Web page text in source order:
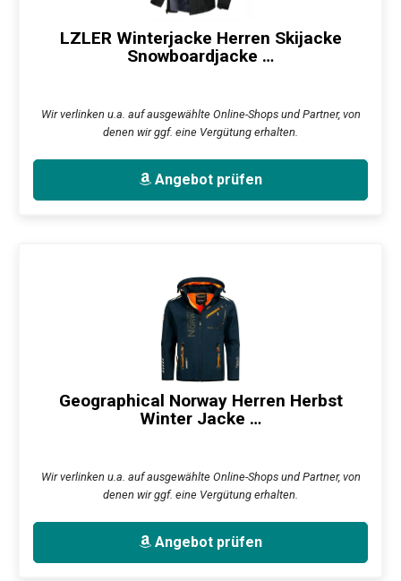
LZLER Winterjacke Herren Skijacke
Snowboardjacke …
Wir verlinken u.a. auf ausgewählte Online-Shops und Partner, von
denen wir ggf. eine Vergütung erhalten.
Angebot prüfen
Geographical Norway Herren Herbst
Winter Jacke …
Wir verlinken u.a. auf ausgewählte Online-Shops und Partner, von
denen wir ggf. eine Vergütung erhalten.
Angebot prüfen